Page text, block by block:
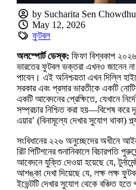
by Sucharita Sen
May 12, 2026
ফুটবল
অলস্পোর্ট ডেস্ক: ফিফা বিশ্বকাপ
ভারতের ফুটবল ভক্তরা এখনও জানেন না
পাবেন। এই অনিশ্চয়তা এখন দিল্লি
সরকার এবং প্রসার ভারতীকে একটি
একটি আবেদনের প্রেক্ষিতে, যেখানে
সম্প্রচার নিশ্চিত করা হয়—বিশেষ করে
এয়ার’ (বিনামূল্যে দেখার সুযোগ থাকা)
সংবিধানের ২২৬ অনুচ্ছেদের অধীনে
রিট পিটিশনের শুনানিকালে বিচারপতি
আবেদনে যুক্তি দেওয়া হয়েছে যে,
আশঙ্কা দেখা দিয়েছে যে, লক্ষ লক্ষ
ইভেন্টটি দেখার সুযোগ থেকে বঞ্চিত হতে